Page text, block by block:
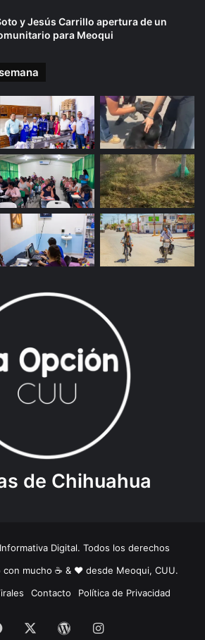
y Jesús Carrillo apertura de un
para Meoqui
de Chihuahua
Digital. Todos los derechos
mucho ☕️ & ❤️ desde Meoqui, CUU.
Contacto Política de Privacidad
Facebook WordPressInstagram